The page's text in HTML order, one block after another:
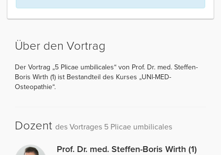
Über den Vortrag
Der Vortrag „5 Plicae umbilicales“ von Prof. Dr. med. Steffen-
Boris Wirth (1) ist Bestandteil des Kurses „UNI-MED-
Osteopathie“.
Dozent des Vortrages 5 Plicae umbilicales
Prof. Dr. med. Steffen-Boris Wirth (1)